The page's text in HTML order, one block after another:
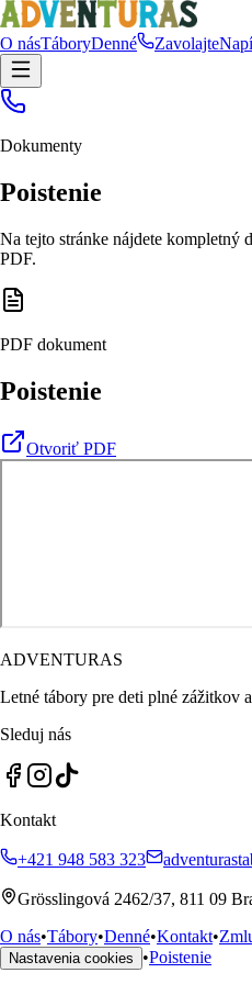
O násTáboryDenné Zavolajte
Dokumenty
Poistenie
Na tejto stránke nájdete kompletný
PDF.
PDF dokument
Poistenie
Otvoriť PDF
ADVENTURAS
Letné tábory pre deti plné zážitkov
Sleduj nás
Kontakt
+421 948 583 323
Grösslingová 2462/37, 811 09
O nás•Tábory•Denné•Kontakt•
Nastavenia cookies •Poistenie